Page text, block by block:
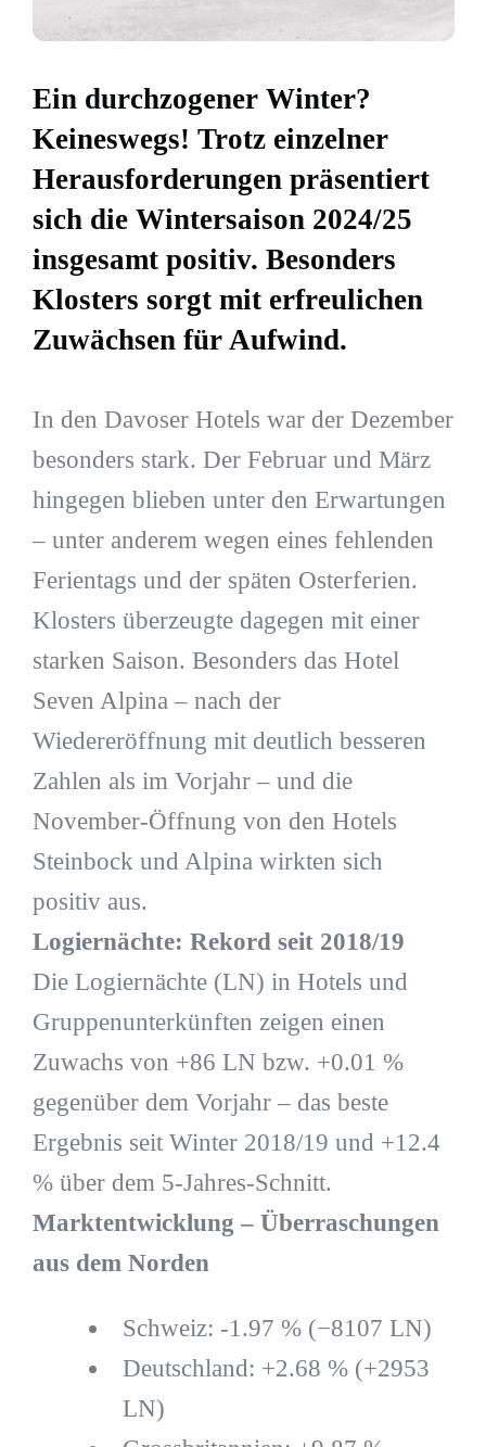
Ein durchzogener Winter?
Keineswegs! Trotz einzelner
Herausforderungen präsentiert
sich die Wintersaison 2024/25
insgesamt positiv. Besonders
Klosters sorgt mit erfreulichen
Zuwächsen für Aufwind.
In den Davoser Hotels war der Dezember
besonders stark. Der Februar und März
hingegen blieben unter den Erwartungen
– unter anderem wegen eines fehlenden
Ferientags und der späten Osterferien.
Klosters überzeugte dagegen mit einer
starken Saison. Besonders das Hotel
Seven Alpina – nach der
Wiedereröffnung mit deutlich besseren
Zahlen als im Vorjahr – und die
November-Öffnung von den Hotels
Steinbock und Alpina wirkten sich
positiv aus.
Logiernächte: Rekord seit 2018/19
Die Logiernächte (LN) in Hotels und
Gruppenunterkünften zeigen einen
Zuwachs von +86 LN bzw. +0.01 %
gegenüber dem Vorjahr – das beste
Ergebnis seit Winter 2018/19 und +12.4
% über dem 5-Jahres-Schnitt.
Marktentwicklung – Überraschungen
aus dem Norden
Schweiz: -1.97 % (−8107 LN)
Deutschland: +2.68 % (+2953
LN)